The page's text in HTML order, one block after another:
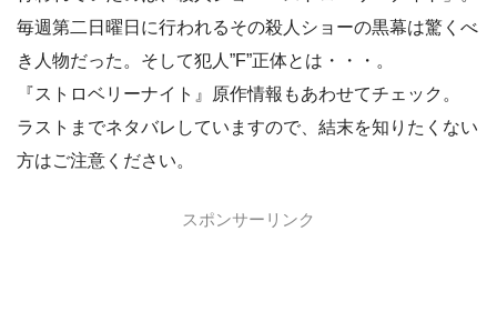
毎週第二日曜日に行われるその殺人ショーの黒幕は驚くべ
き人物だった。そして犯人”F”正体とは・・・。
『ストロベリーナイト』原作情報もあわせてチェック。
ラストまでネタバレしていますので、結末を知りたくない
方はご注意ください。
スポンサーリンク